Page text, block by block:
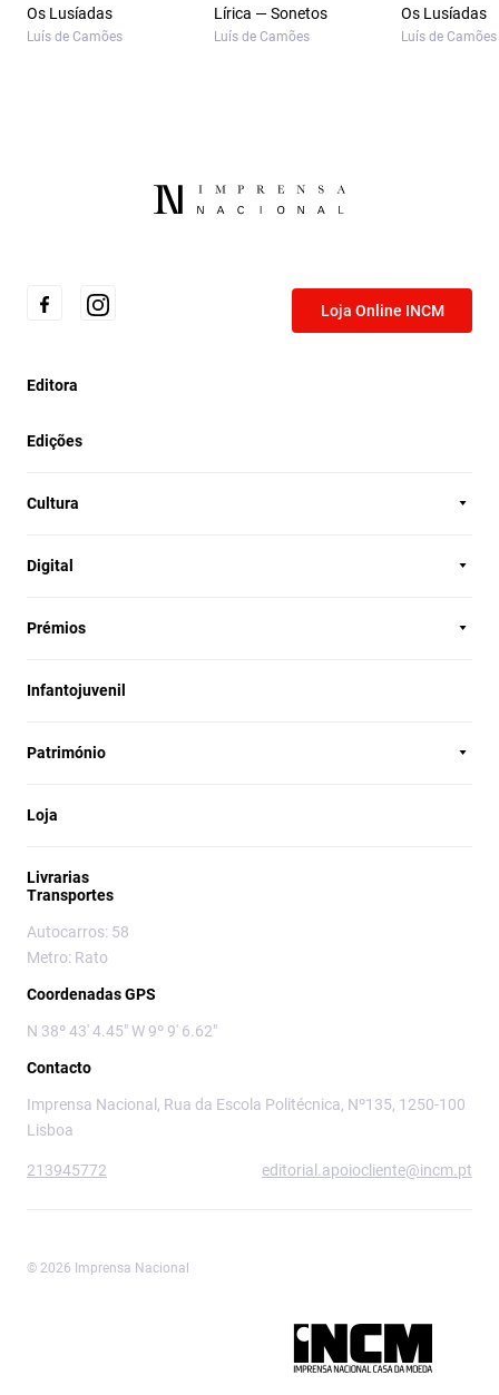
Os Lusíadas
Luís de Camões
Lírica — Sonetos
Luís de Camões
Os Lusíadas
Luís de Camões
Loja Online INCM
Editora
Edições
Cultura
Digital
Prémios
Infantojuvenil
Património
Loja
Livrarias
Transportes
Autocarros: 58
Metro: Rato
Coordenadas GPS
N 38º 43' 4.45" W 9º 9' 6.62"
Contacto
Imprensa Nacional, Rua da Escola Politécnica, Nº135, 1250-100
Lisboa
213945772 editorial.apoiocliente@incm.pt
© 2026 Imprensa Nacional